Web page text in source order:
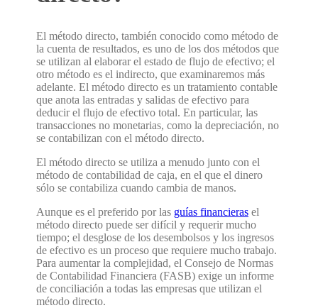
El método directo, también conocido como método de
la cuenta de resultados, es uno de los dos métodos que
se utilizan al elaborar el estado de flujo de efectivo; el
otro método es el indirecto, que examinaremos más
adelante. El método directo es un tratamiento contable
que anota las entradas y salidas de efectivo para
deducir el flujo de efectivo total. En particular, las
transacciones no monetarias, como la depreciación, no
se contabilizan con el método directo.
El método directo se utiliza a menudo junto con el
método de contabilidad de caja, en el que el dinero
sólo se contabiliza cuando cambia de manos.
Aunque es el preferido por las guías financieras el
método directo puede ser difícil y requerir mucho
tiempo; el desglose de los desembolsos y los ingresos
de efectivo es un proceso que requiere mucho trabajo.
Para aumentar la complejidad, el Consejo de Normas
de Contabilidad Financiera (FASB) exige un informe
de conciliación a todas las empresas que utilizan el
método directo.